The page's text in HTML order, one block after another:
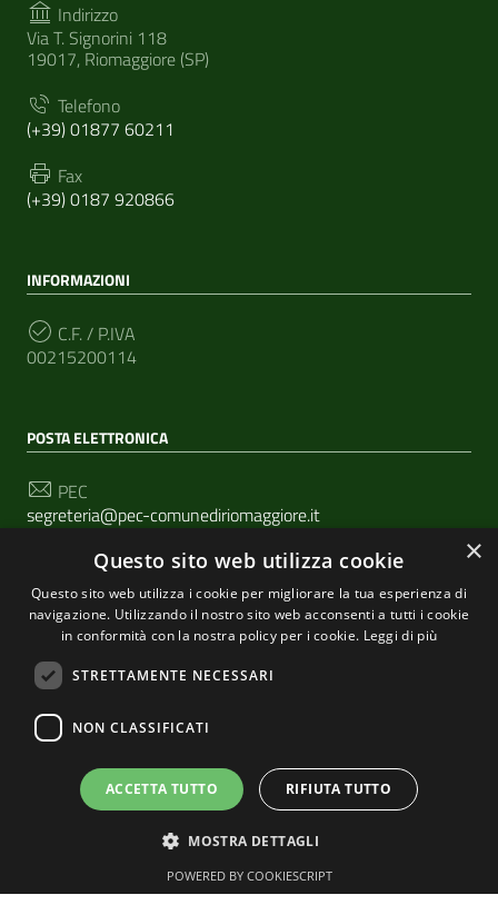
Indirizzo
Via T. Signorini 118
19017, Riomaggiore (SP)
Telefono
(+39) 01877 60211
Fax
(+39) 0187 920866
INFORMAZIONI
C.F. / P.IVA
00215200114
POSTA ELETTRONICA
PEC
segreteria@pec-comunediriomaggiore.it
Email
urp@comune.riomaggiore.sp.it
SEGUICI SU
Sezione Link Utili
| Cookie policy | Realizzato con WordPress
Tema grafico ItaliaWP2 | Basato sul Prototipo per siti
×
Questo sito web utilizza cookie
Questo sito web utilizza i cookie per migliorare la tua esperienza di
navigazione. Utilizzando il nostro sito web acconsenti a tutti i cookie
in conformità con la nostra policy per i cookie. Leggi di più
STRETTAMENTE NECESSARI
NON CLASSIFICATI
ACCETTA TUTTO RIFIUTA TUTTO
MOSTRA DETTAGLI
POWERED BY COOKIESCRIPT